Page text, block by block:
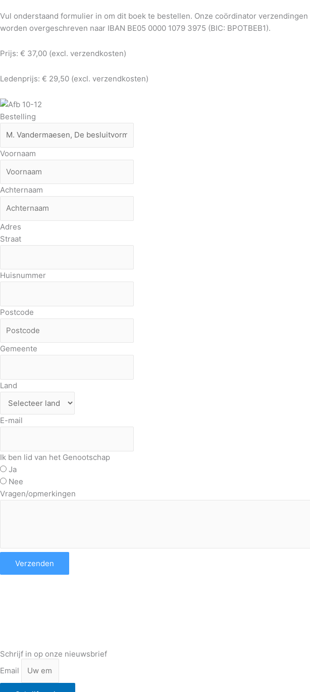
Vul onderstaand formulier in om dit boek te bestellen. Onze coördinator
worden overgeschreven naar IBAN BE05 0000 1079 3975 (BIC: BPOTBEB1).
Prijs: € 37,00 (excl. verzendkosten)
Ledenprijs: € 29,50 (excl. verzendkosten)
Bestelling
Voornaam
Achternaam
Adres
Straat
Huisnummer
Postcode
Gemeente
Land
E-mail
Ik ben lid van het Genootschap
Ja
Nee
Vragen/opmerkingen
Verzenden
Schrijf in op onze nieuwsbrief
Email